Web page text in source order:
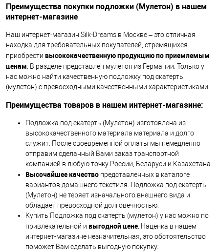
Преимущества покупки подложки (Мулетон) в нашем
интернет-магазине
Наш интернет-магазин Silk-Dreams в Москве – это отличная
находка для требовательных покупателей, стремящихся
приобрести высококачественную продукцию по приемлемым
ценам . В разделе представлен мулетон из Германии. Только у
нас можно найти качественную подложку под скатерть
(мулетон) с превосходными качественными характеристиками.
Преимущества товаров в нашем интернет-магазине:
Подложка под скатерть (Мулетон) изготовлена из
высококачественного материала материала и долго
служит. После своевременной оплаты мы немедленно
отправим сделанный Вами заказ транспортной
компанией в любую точку России, Беларуси и Казахстана.
Высочайшее качество представленных в каталоге
вариантов домашнего текстиля. Подложка под скатерть
(Мулетон) не теряет изначального внешнего вида и
обладает превосходной долговечностью.
Купить Подложка под скатерть (мулетон) у нас можно по
привлекательной и выгодной цене . Наценка в нашем
интернет-магазине незначительная, это обстоятельство
поможет Вам сделать выгодную покупку.